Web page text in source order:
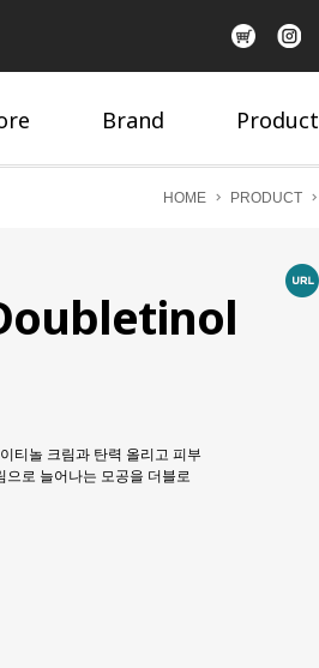
Brand Product
HOME PRODUCT
티놀 크림과 탄력 올리고 피부
으로 늘어나는 모공을 더블로